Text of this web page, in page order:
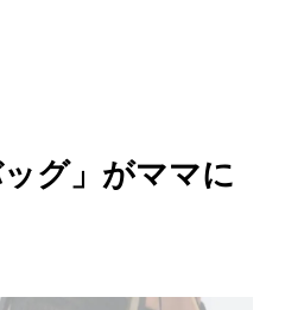
グ」がママに